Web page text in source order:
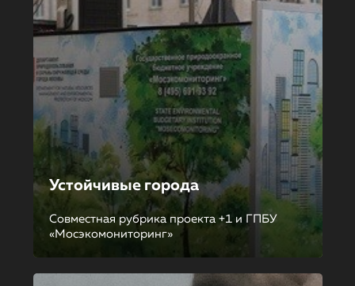
Устойчивые города
Совместная рубрика проекта +1 и ГПБУ
«Мосэкомониторинг»